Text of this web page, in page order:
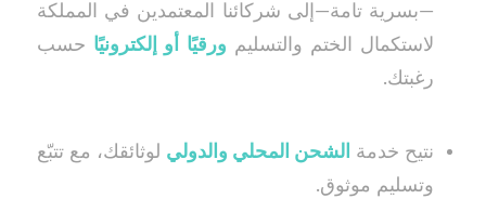
—بسرية تامة—إلى شركائنا المعتمدين في المملكة
لاستكمال الختم والتسليم ورقيًا أو إلكترونيًا حسب
رغبتك.
نتيح خدمة الشحن المحلي والدولي لوثائقك، مع تتبّع
وتسليم موثوق.